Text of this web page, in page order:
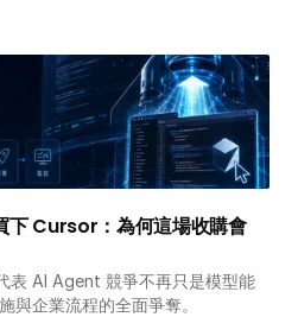
下 Cursor：為何這場收購會
表 AI Agent 競爭不再只是模型能
與企業流程的全面爭奪。